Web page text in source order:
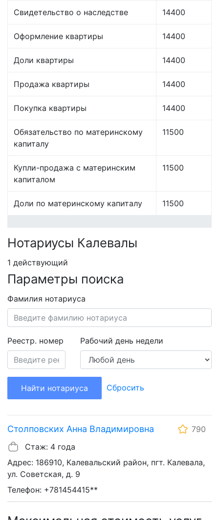
Свидетельство о наследстве 14400
Оформление квартиры 14400
Доли квартиры 14400
Продажа квартиры 14400
Покупка квартиры 14400
Обязательство по материнскому
капиталу
11500
Купли-продажа с материнским
капиталом
11500
Доли по материнскому капиталу 11500
Нотариусы Калевалы
1 действующий
Параметры поиска
Фамилия нотариуса
Реестр. номер Рабочий день недели
Найти нотариуса Сбросить
Столповских Анна Владимировна
790
Стаж: 4 года
Адрес: 186910, Калевальский район, пгт. Калевала,
ул. Советская, д. 9
Телефон: +781454415**